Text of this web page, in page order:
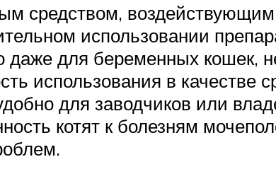
средством,
использовании
даже для беременных кошек,
использования в качестве
для заводчиков или
котят к болезням